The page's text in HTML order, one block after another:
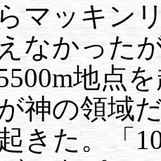
マッキン
なかった
地点
神の領域
きた。「